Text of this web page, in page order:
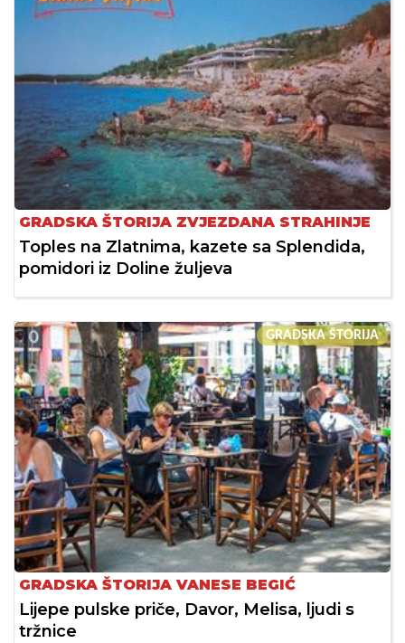
GRADSKA ŠTORIJA ZVJEZDANA STRAHINJE
Toples na Zlatnima, kazete sa Splendida,
pomidori iz Doline žuljeva
GRADSKA ŠTORIJA
GRADSKA ŠTORIJA VANESE BEGIĆ
Lijepe pulske priče, Davor, Melisa, ljudi s
tržnice